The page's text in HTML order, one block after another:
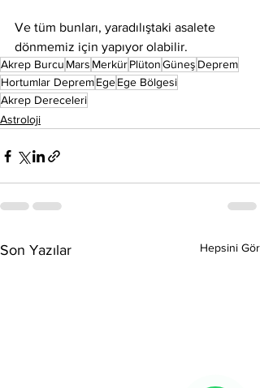
Ve tüm bunları, yaradılıştaki asalete
dönmemiz için yapıyor olabilir.
Akrep Burcu Mars MerkürPlütonGüneş Deprem
Hortumlar DepremEgeEge Bölgesi
Akrep Dereceleri
Astroloji
Son Yazılar Hepsini Gör